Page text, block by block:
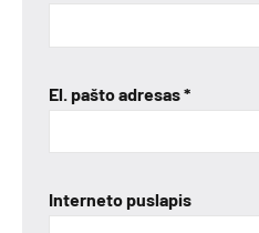
El. pašto adresas*
Interneto puslapis